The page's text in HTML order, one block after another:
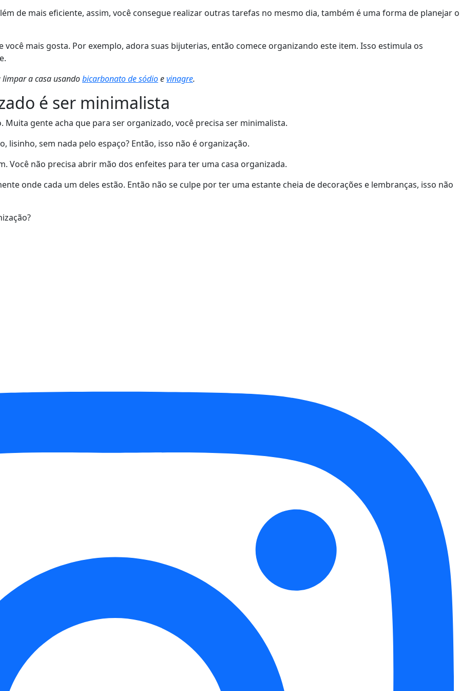
de mais eficiente, assim, você consegue realizar outras tarefas no mesmo dia, também é uma forma de planejar o
mais gosta. Por exemplo, adora suas bijuterias, então comece organizando este item. Isso estimula os
a casa usandobicarbonato de sódioevinagre.
é ser minimalista
gente acha que para ser organizado, você precisa ser minimalista.
lisinho, sem nada pelo espaço? Então, isso não é organização.
Você não precisa abrir mão dos enfeites para ter uma casa organizada.
onde cada um deles estão. Então não se culpe por ter uma estante cheia de decorações e lembranças, isso não